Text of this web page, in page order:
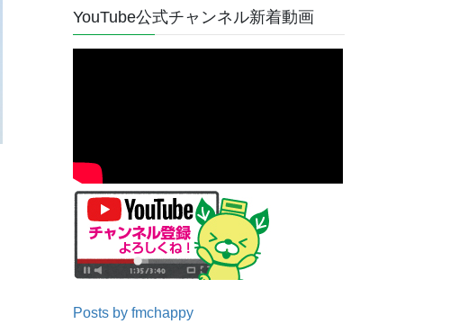
YouTube公式チャンネル新着動画
Posts by fmchappy